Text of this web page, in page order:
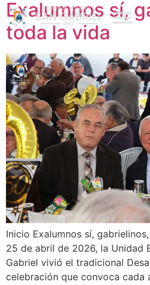
Exalumnos sí,
toda la vida
Inicio Exalumnos sí,
25 de abril de 2026, la Unidad
Gabriel vivió el tradicional
celebración que convoca cada